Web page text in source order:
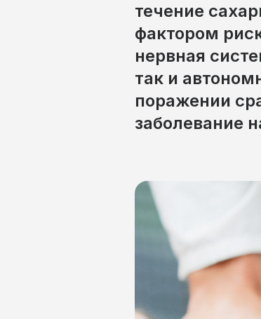
течение
фактором
нервная
так и
поражении
заболевание